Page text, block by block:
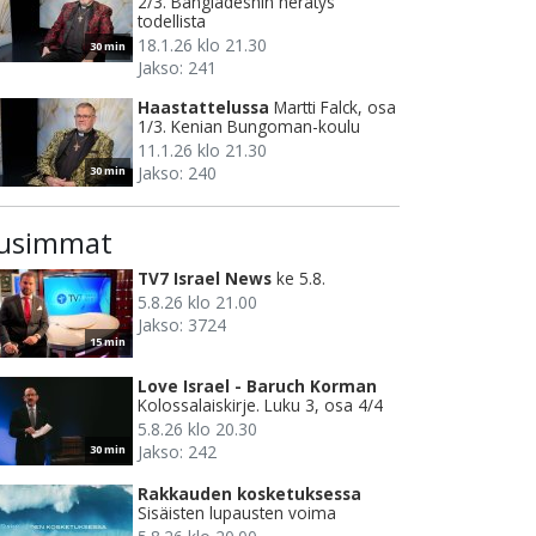
30 min
todellista
18.1.26 klo 21.30
Jakso: 241
30 min
Haastattelussa Martti Falck, osa
1/3. Kenian Bungoman-koulu
11.1.26 klo 21.30
Jakso: 240
15 min
TV7 Israel News ke 5.8.
5.8.26 klo 21.00
Jakso: 3724
30 min
Love Israel - Baruch Korman
Kolossalaiskirje. Luku 3, osa 4/4
5.8.26 klo 20.30
Jakso: 242
Rakkauden kosketuksessa
Sisäisten lupausten voima